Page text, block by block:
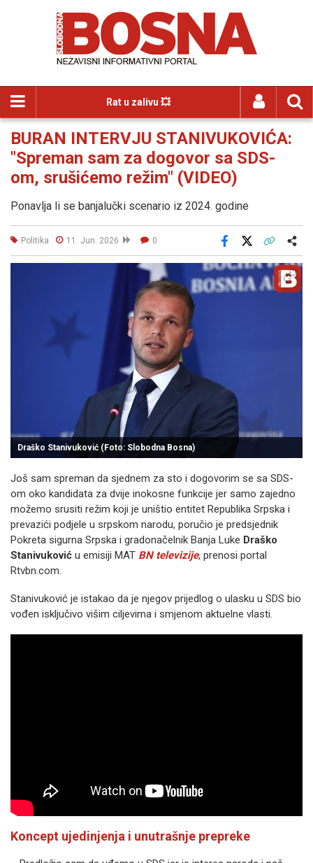
Rat u zalivu 💥
BURAN INTERVJU STANIVUKOVIĆA:
"Spreman sam za dogovor sa SDS-
om, srušićemo režim" (VIDEO)
Ponavlja li se banjalučki scenario iz 2024. godine
Politika 11. Jun. 2026 0
Facebook
Draško Stanivuković (Foto: Slobodna Bosna)
Još sam spreman da sjednem za sto i dogovorim se sa SDS-
om oko kandidata za dvije inokosne funkcije jer samo zajedno
možemo srusiti režim koji je uništio entitet Republika Srpska i
prevazići podjele u srpskom narodu, poručio je predsjednik
Pokreta sigurna Srpska i gradonačelnik Banja Luke Draško
Stanivuković u emisiji MAT BN televizije, prenosi portal
Rtvbn.com.
Stanivuković je istakao da je njegov prijedlog o ulasku u SDS bio
vođen isključivo višim ciljevima i smjenom aktuelne vlasti.
Koncept ujedinjenja i unutrašnje prepreke